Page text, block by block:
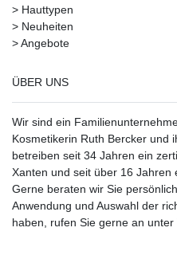
> Hauttypen
> Neuheiten
>Angebote
ÜBER UNS
Wir sind ein
Kosmetikerin Ruth Bercker und
betreiben seit 34 Jahren ein
Xanten und seit über 16 Jahren
Gerne beraten wir Sie
Anwendung und Auswahl der
haben, rufen Sie gerne an unter